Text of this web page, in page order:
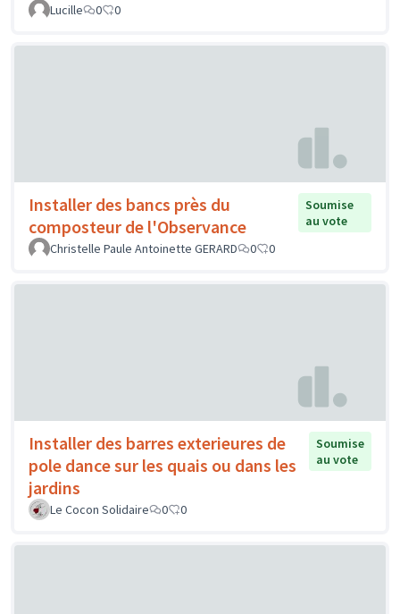
Lucille
0 0
Installer des bancs près du
composteur de l'Observance
Soumise
au vote
Christelle Paule Antoinette GERARD
0 0
Installer des barres exterieures de
pole dance sur les quais ou dans les
jardins
Soumise
au vote
Le Cocon Solidaire 0 0